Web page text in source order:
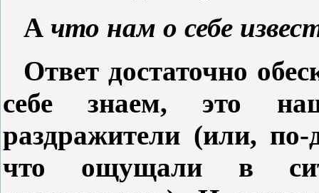
А что нам о себе
Ответ достаточно
себе знаем, это
раздражители (или,
что ощущали в